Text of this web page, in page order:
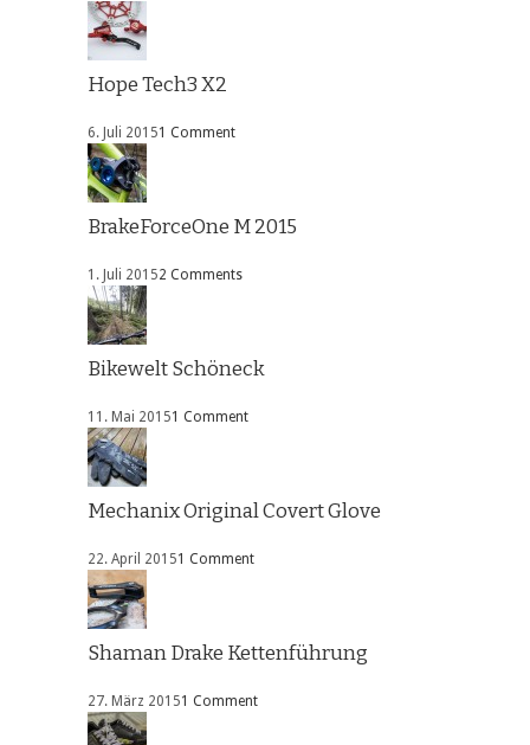
Hope Tech3 X2
6. Juli 20151 Comment
BrakeForceOne M 2015
1. Juli 20152 Comments
Bikewelt Schöneck
11. Mai 20151 Comment
Mechanix Original Covert Glove
22. April 20151 Comment
Shaman Drake Kettenführung
27. März 20151 Comment